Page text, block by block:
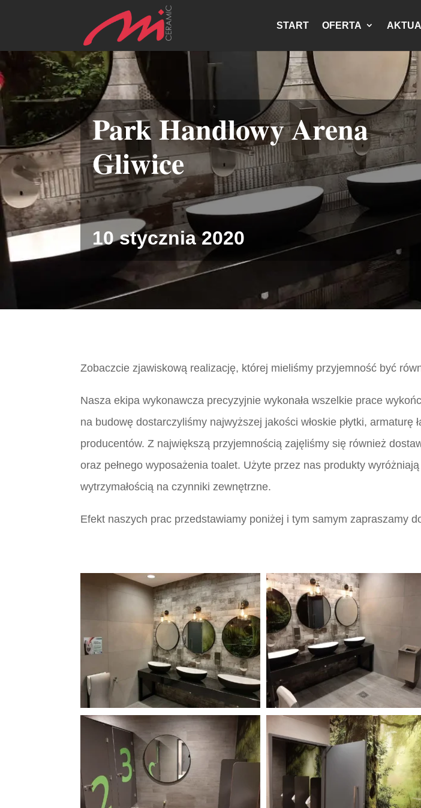
START OFERTA
Park Handlowy Arena
Gliwice
10 stycznia 2020
Zobaczcie zjawiskową realizację, której mieliśmy przyjemność być
Nasza ekipa wykonawcza precyzyjnie wykonała wszelkie prace
na budowę dostarczyliśmy najwyższej jakości włoskie płytki,
producentów. Z największą przyjemnością zajęliśmy się również
oraz pełnego wyposażenia toalet. Użyte przez nas produkty
wytrzymałością na czynniki zewnętrzne.
Efekt naszych prac przedstawiamy poniżej i tym samym zapraszamy